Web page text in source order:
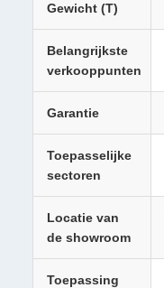
Gewicht (T)
Belangrijkste
verkooppunten
Garantie
Toepasselijke
sectoren
Locatie van
de showroom
Toepassing